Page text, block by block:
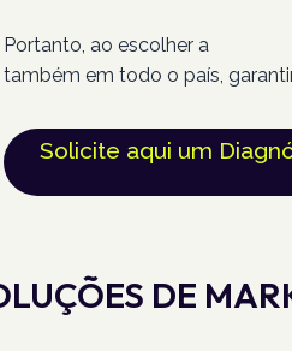
Portanto, ao escolher a
também em todo o país,
Solicite aqui um
DE